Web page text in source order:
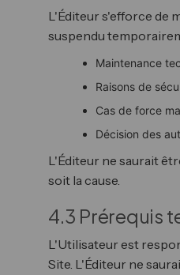
L'Éditeur s'efforce de
suspendu
Maintenance
Raisons de
Cas de force
Décision des
L'Éditeur ne saurait
soit la cause.
4.3 Prérequis
L'Utilisateur est
Site. L'Éditeur ne